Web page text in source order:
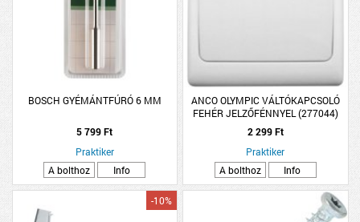
BOSCH GYÉMÁNTFÚRÓ 6 MM
5 799 Ft
Praktiker
A bolthoz
Info
ANCO OLYMPIC VÁLTÓKAPCSOLÓ
FEHÉR JELZŐFÉNNYEL (277044)
2 299 Ft
Praktiker
A bolthoz
Info
-10%